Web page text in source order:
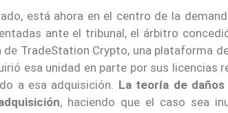
está ahora en el centro de la
ante el tribunal, el árbitro
TradeStation Crypto, una plataforma
esa unidad en parte por sus licencias
a esa adquisición. La teoría de
, haciendo que el caso sea